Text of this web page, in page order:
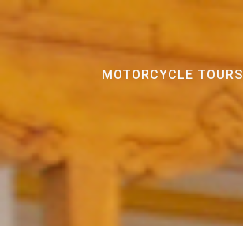
MOTORCYCLE TOURS